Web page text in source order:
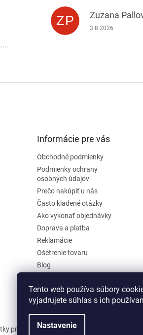
Tento web používa súbory
vyjadrujete súhlas s ich
Nastavenie
je 5 z 5 hviezdičiek.
ZP Zuzana
Hodnotenie
3.8.2026
Informácie pre vás
Obchodné podmienky
Podmienky ochrany
osobných údajov
Prečo nakúpiť u nás
Často kladené otázky
Ako vykonať objednávky
Doprava a platba
Reklamácie
Ošetrenie tovaru
Blog
Odstúpiť od zmluvy
práva vyhradené.